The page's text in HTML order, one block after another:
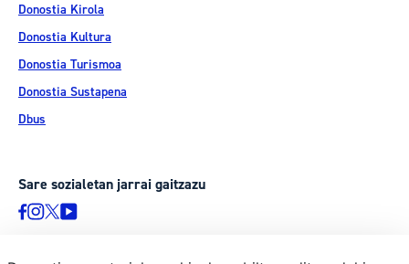
Donostia Kirola
Donostia Kultura
Donostia Turismoa
Donostia Sustapena
Dbus
Sare sozialetan jarrai gaitzazu